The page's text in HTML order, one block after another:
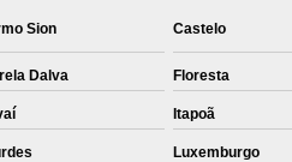
Sion Castelo
Dalva Floresta
Itapoã
Luxemburgo